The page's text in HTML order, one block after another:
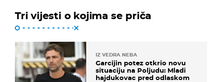
Tri vijesti o kojima se priča
IZ VEDRA NEBA
Garcijin potez otkrio novu
situaciju na Poljudu: Mladi
hajdukovac pred odlaskom